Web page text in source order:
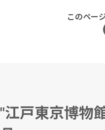
このペー
"江戸東京博物